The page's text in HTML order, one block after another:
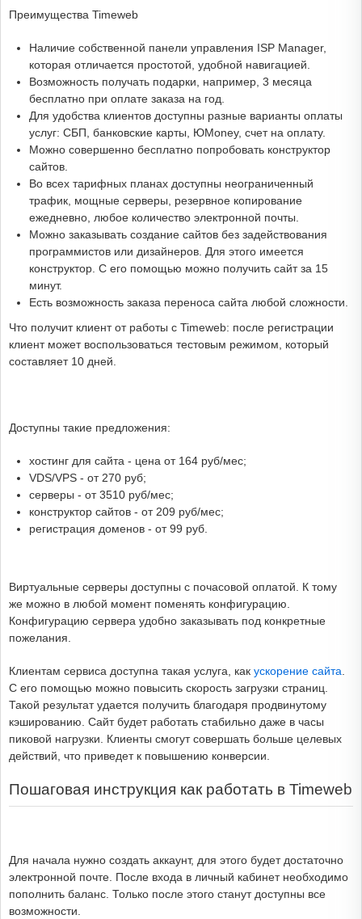
Преимущества Timeweb
Наличие собственной панели управления ISP Manager,
которая отличается простотой, удобной навигацией.
Возможность получать подарки, например, 3 месяца
бесплатно при оплате заказа на год.
Для удобства клиентов доступны разные варианты оплаты
услуг: СБП, банковские карты, ЮMoney, счет на оплату.
Можно совершенно бесплатно попробовать конструктор
сайтов.
Во всех тарифных планах доступны неограниченный
трафик, мощные серверы, резервное копирование
ежедневно, любое количество электронной почты.
Можно заказывать создание сайтов без задействования
программистов или дизайнеров. Для этого имеется
конструктор. С его помощью можно получить сайт за 15
минут.
Есть возможность заказа переноса сайта любой сложности.
Что получит клиент от работы с Timeweb: после регистрации
клиент может воспользоваться тестовым режимом, который
составляет 10 дней.
Доступны такие предложения:
хостинг для сайта - цена от 164 руб/мес;
VDS/VPS - от 270 руб;
серверы - от 3510 руб/мес;
конструктор сайтов - от 209 руб/мес;
регистрация доменов - от 99 руб.
Виртуальные серверы доступны с почасовой оплатой. К тому
же можно в любой момент поменять конфигурацию.
Конфигурацию сервера удобно заказывать под конкретные
пожелания.
Клиентам сервиса доступна такая услуга, как ускорение сайта
С его помощью можно повысить скорость загрузки страниц.
Такой результат удается получить благодаря продвинутому
кэшированию. Сайт будет работать стабильно даже в часы
пиковой нагрузки. Клиенты смогут совершать больше целевых
действий, что приведет к повышению конверсии.
Пошаговая инструкция как работать в Timeweb
Для начала нужно создать аккаунт, для этого будет достаточно
электронной почте. После входа в личный кабинет необходимо
пополнить баланс. Только после этого станут доступны все
возможности.